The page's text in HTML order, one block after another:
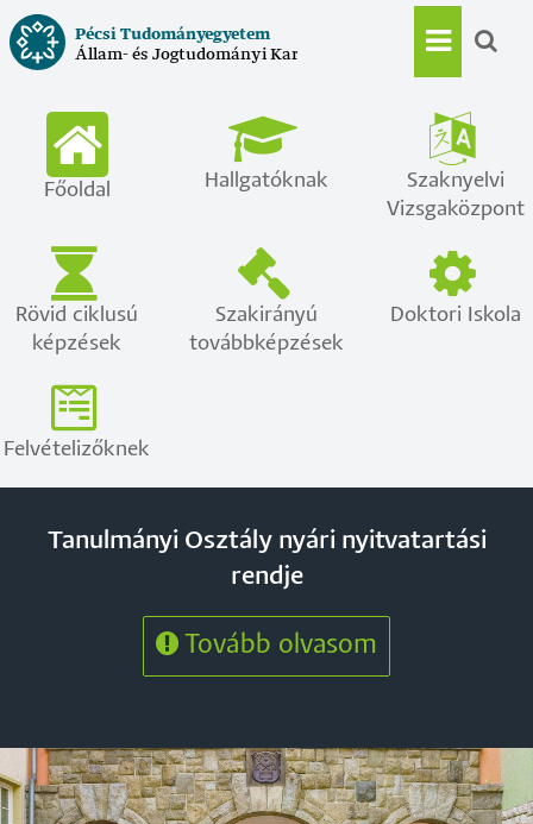
Ugrás
a
tartalomra
Pécsi Tudományegyetem
Állam- és Jogtudományi Kar
Main
Főoldal Hallgatóknak
Szaknyelvi
Vizsgaközpont
Rövid ciklusú
képzések
Szakirányú
továbbképzések
Doktori Iskola
Felvételizőknek
Tanulmányi Osztály nyári nyitvatartási
rendje